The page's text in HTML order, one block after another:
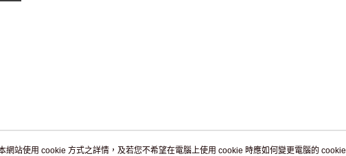
網站使用 cookie 方式之詳情，及若您不希望在電腦上使用 cookie 時應如何變更電腦的 cookie